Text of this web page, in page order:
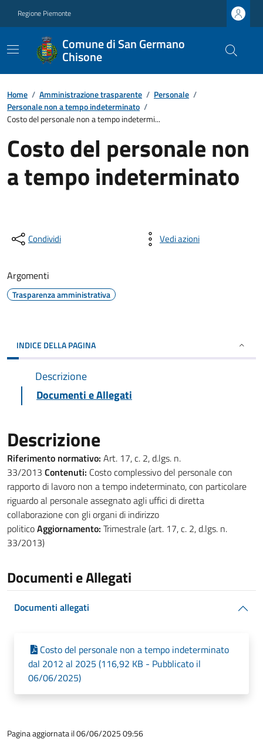
Regione Piemonte
Comune di San Germano
Chisone
Home / Amministrazione trasparente / Personale /
Personale non a tempo indeterminato /
Costo del personale non a tempo indetermi...
Costo del personale non
a tempo indeterminato
Condividi Vedi azioni
Argomenti
Trasparenza amministrativa
INDICE DELLA PAGINA
Descrizione
Documenti e Allegati
Descrizione
Riferimento normativo: Art. 17, c. 2, d.lgs. n.
33/2013 Contenuti: Costo complessivo del personale con
rapporto di lavoro non a tempo indeterminato, con particolare
riguardo al personale assegnato agli uffici di diretta
collaborazione con gli organi di indirizzo
politicoAggiornamento: Trimestrale (art. 17, c. 2, d.lgs. n.
33/2013)
Documenti e Allegati
Documenti allegati
Costo del personale non a tempo indeterminato
dal 2012 al 2025 (116,92 KB - Pubblicato il
06/06/2025)
Pagina aggiornata il 06/06/2025 09:56